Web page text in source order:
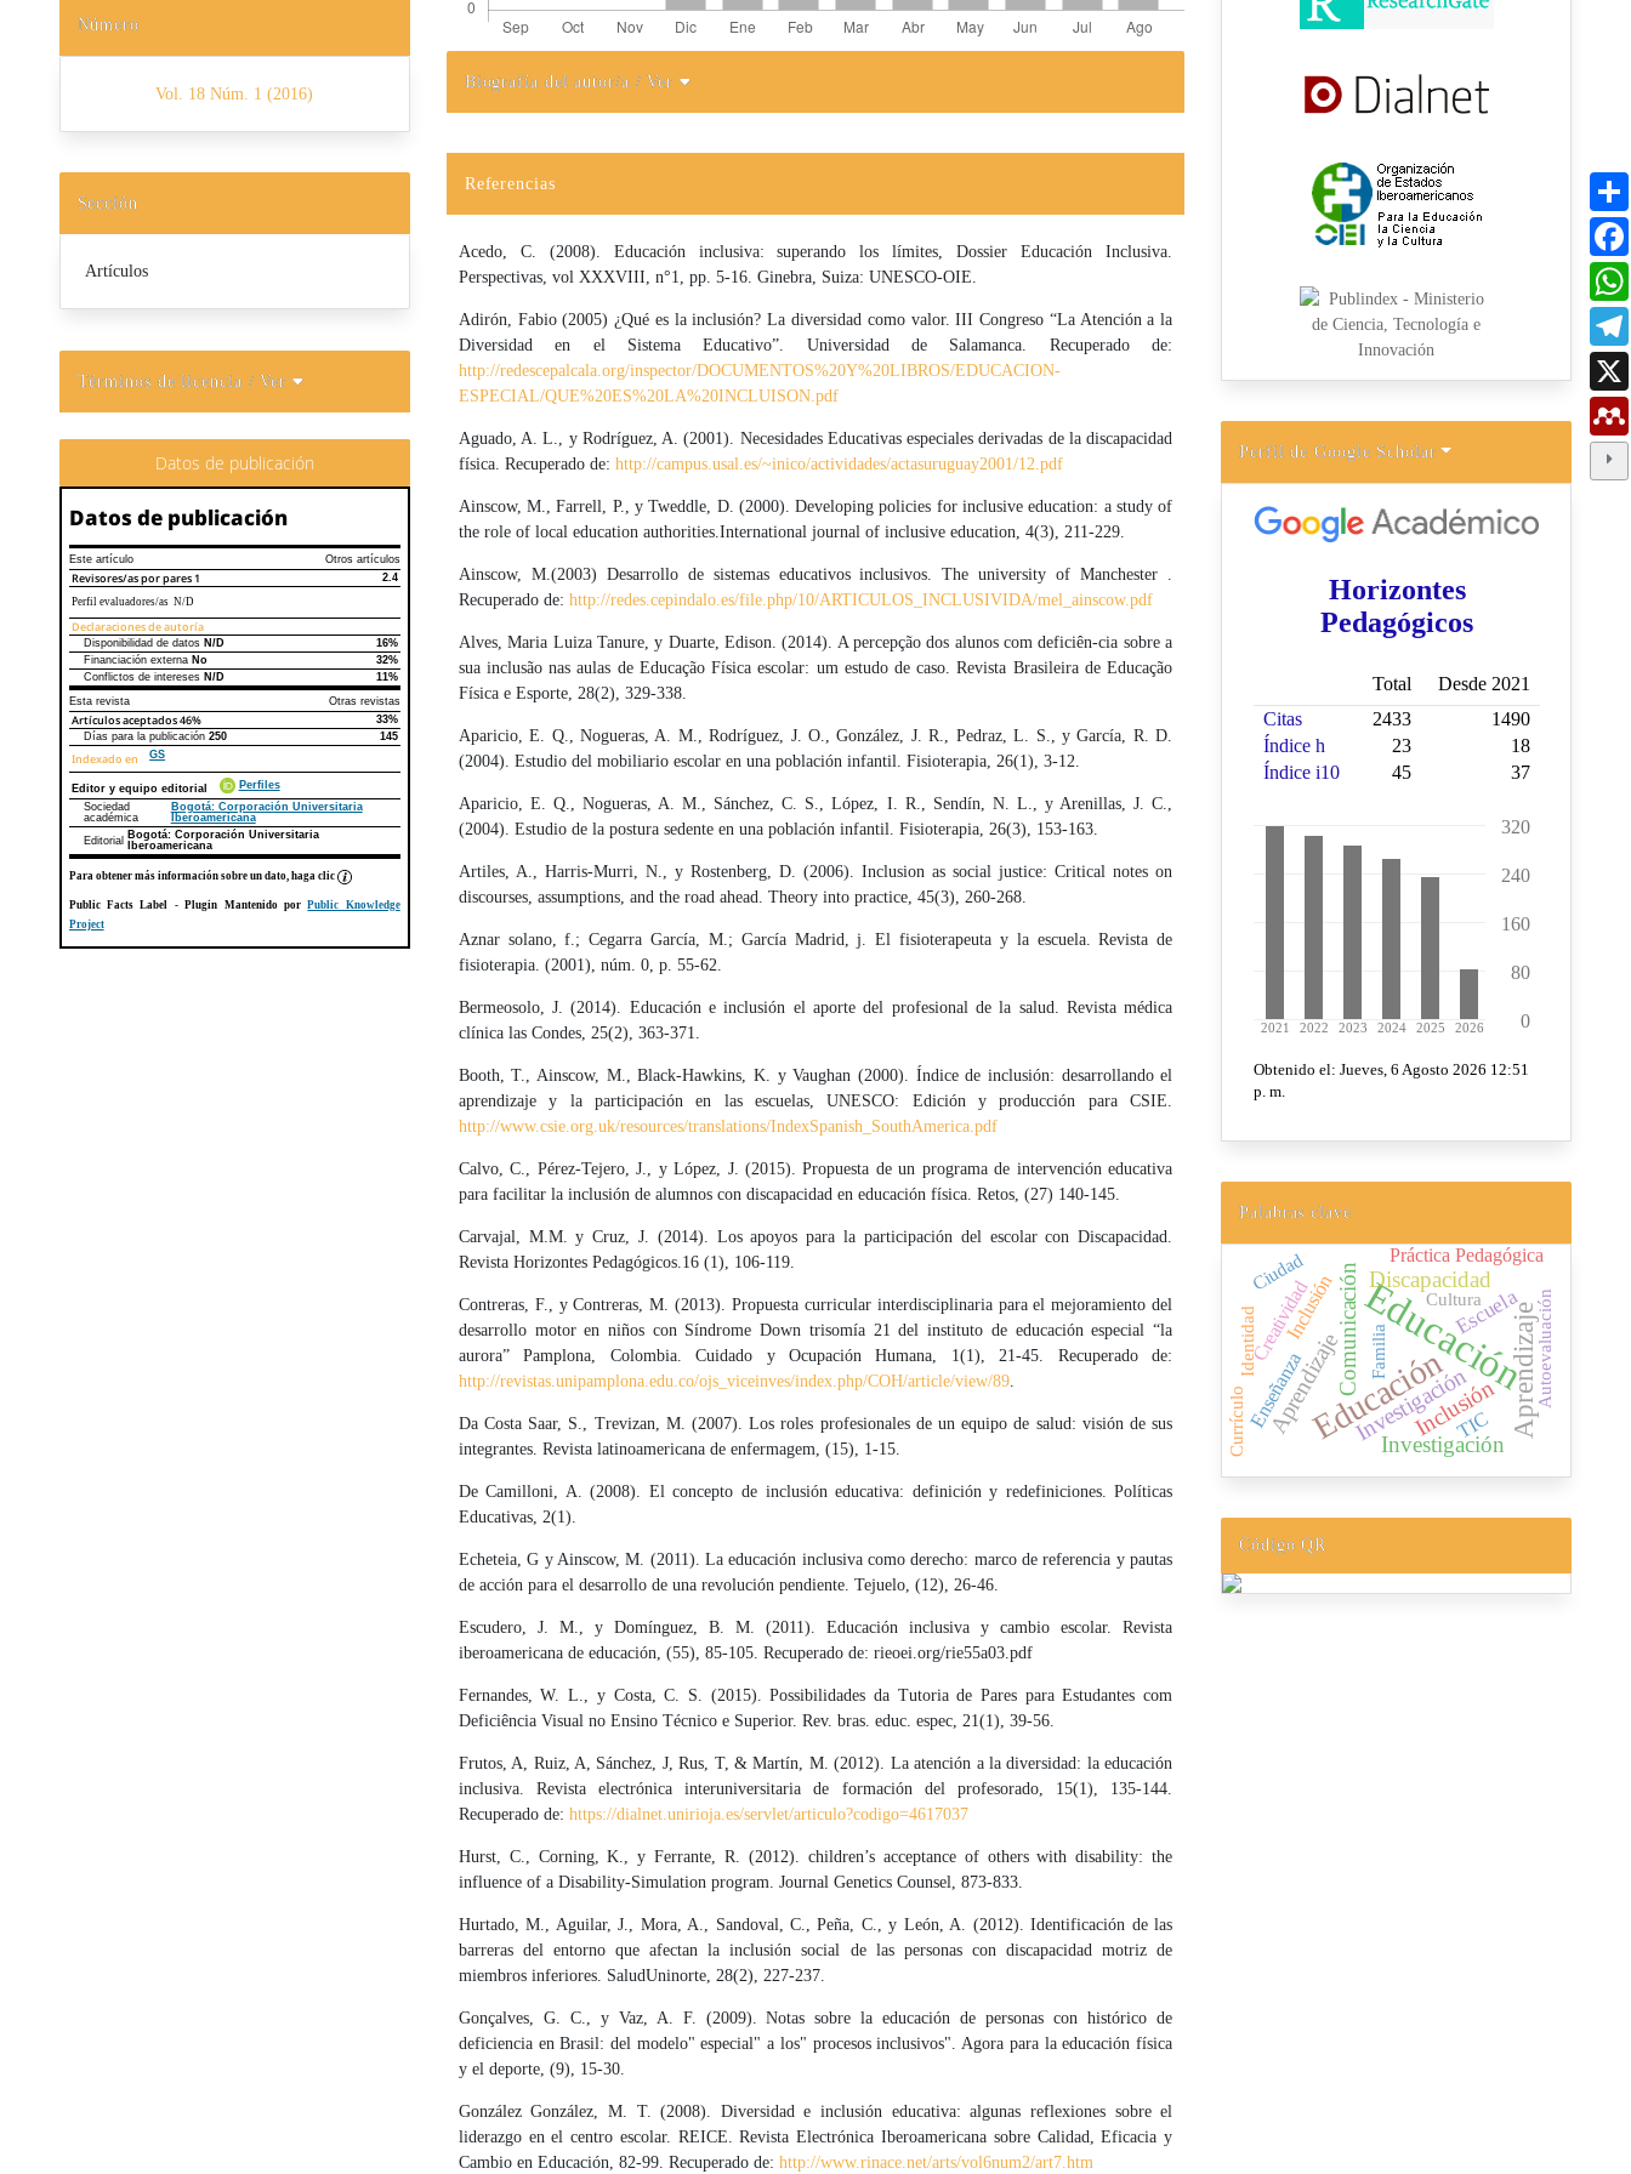
Número
Vol. 18 Núm. 1 (2016)
Sección
Artículos
Términos de licencia / Ver
Datos de publicación
Datos de publicación
Este artículo Otros artículos
Revisores/as por pares 1
2.4
Perfil evaluadores/as N/D
Declaraciones de autoría
Declaraciones de autoríaEste artículo
Disponibilidad de datos N/D
16%
Financiación externa No
32%
Conflictos de intereses N/D
11%
Esta revista
Otras revistas
Artículos aceptados46%
33%
Días para la publicación 250 145
Indexado en GS
Editor y equipo editorial
Perfiles
Sociedad
académica
Bogotá: Corporación Universitaria
Iberoamericana
Editorial
Bogotá: Corporación Universitaria
Iberoamericana
Para obtener más información sobre un dato, haga clic
Public Facts Label - Plugin Mantenido porPublic Knowledge
Project
Biografía del autor/a / Ver
Referencias
Acedo, C. (2008). Educación inclusiva: superando los límites, Dossier Educación Inclusiva.
Perspectivas, vol XXXVIII, n°1, pp. 5-16. Ginebra, Suiza: UNESCO-OIE.
Adirón, Fabio (2005) ¿Qué es la inclusión? La diversidad como valor. III Congreso “La Atención a la
Diversidad en el Sistema Educativo”. Universidad de Salamanca. Recuperado de:
http://redescepalcala.org/inspector/DOCUMENTOS%20Y%20LIBROS/EDUCACION-
ESPECIAL/QUE%20ES%20LA%20INCLUISON.pdf
Aguado, A. L., y Rodríguez, A. (2001). Necesidades Educativas especiales derivadas de la discapacidad
física. Recuperado de: http://campus.usal.es/~inico/actividades/actasuruguay2001/12.pdf
Ainscow, M., Farrell, P., y Tweddle, D. (2000). Developing policies for inclusive education: a study of
the role of local education authorities.International journal of inclusive education, 4(3), 211-229.
Ainscow, M.(2003) Desarrollo de sistemas educativos inclusivos. The university of Manchester .
Recuperado de: http://redes.cepindalo.es/file.php/10/ARTICULOS_INCLUSIVIDA/mel_ainscow.pdf
Alves, Maria Luiza Tanure, y Duarte, Edison. (2014). A percepção dos alunos com deficiên-cia sobre a
sua inclusão nas aulas de Educação Física escolar: um estudo de caso. Revista Brasileira de Educação
Física e Esporte, 28(2), 329-338.
Aparicio, E. Q., Nogueras, A. M., Rodríguez, J. O., González, J. R., Pedraz, L. S., y García, R. D.
(2004). Estudio del mobiliario escolar en una población infantil. Fisioterapia, 26(1), 3-12.
Aparicio, E. Q., Nogueras, A. M., Sánchez, C. S., López, I. R., Sendín, N. L., y Arenillas, J. C.,
(2004). Estudio de la postura sedente en una población infantil. Fisioterapia, 26(3), 153-163.
Artiles, A., Harris-Murri, N., y Rostenberg, D. (2006). Inclusion as social justice: Critical notes on
discourses, assumptions, and the road ahead. Theory into practice, 45(3), 260-268.
Aznar solano, f.; Cegarra García, M.; García Madrid, j. El fisioterapeuta y la escuela. Revista de
fisioterapia. (2001), núm. 0, p. 55-62.
Bermeosolo, J. (2014). Educación e inclusión el aporte del profesional de la salud. Revista médica
clínica las Condes, 25(2), 363-371.
Booth, T., Ainscow, M., Black-Hawkins, K. y Vaughan (2000). Índice de inclusión: desarrollando el
aprendizaje y la participación en las escuelas, UNESCO: Edición y producción para CSIE.
http://www.csie.org.uk/resources/translations/IndexSpanish_SouthAmerica.pdf
Calvo, C., Pérez-Tejero, J., y López, J. (2015). Propuesta de un programa de intervención educativa
para facilitar la inclusión de alumnos con discapacidad en educación física. Retos, (27) 140-145.
Carvajal, M.M. y Cruz, J. (2014). Los apoyos para la participación del escolar con Discapacidad.
Revista Horizontes Pedagógicos.16 (1), 106-119.
Contreras, F., y Contreras, M. (2013). Propuesta curricular interdisciplinaria para el mejoramiento del
desarrollo motor en niños con Síndrome Down trisomía 21 del instituto de educación especial “la
aurora” Pamplona, Colombia. Cuidado y Ocupación Humana, 1(1), 21-45. Recuperado de:
http://revistas.unipamplona.edu.co/ojs_viceinves/index.php/COH/article/view/89.
Da Costa Saar, S., Trevizan, M. (2007). Los roles profesionales de un equipo de salud: visión de sus
integrantes. Revista latinoamericana de enfermagem, (15), 1-15.
De Camilloni, A. (2008). El concepto de inclusión educativa: definición y redefiniciones. Políticas
Educativas, 2(1).
Echeteia, G y Ainscow, M. (2011). La educación inclusiva como derecho: marco de referencia y pautas
de acción para el desarrollo de una revolución pendiente. Tejuelo, (12), 26-46.
Escudero, J. M., y Domínguez, B. M. (2011). Educación inclusiva y cambio escolar. Revista
iberoamericana de educación, (55), 85-105. Recuperado de: rieoei.org/rie55a03.pdf
Fernandes, W. L., y Costa, C. S. (2015). Possibilidades da Tutoria de Pares para Estudantes com
Deficiência Visual no Ensino Técnico e Superior. Rev. bras. educ. espec, 21(1), 39-56.
Frutos, A, Ruiz, A, Sánchez, J, Rus, T, & Martín, M. (2012). La atención a la diversidad: la educación
inclusiva. Revista electrónica interuniversitaria de formación del profesorado, 15(1), 135-144.
Recuperado de: https://dialnet.unirioja.es/servlet/articulo?codigo=4617037
Hurst, C., Corning, K., y Ferrante, R. (2012). children’s acceptance of others with disability: the
influence of a Disability-Simulation program. Journal Genetics Counsel, 873-833.
Hurtado, M., Aguilar, J., Mora, A., Sandoval, C., Peña, C., y León, A. (2012). Identificación de las
barreras del entorno que afectan la inclusión social de las personas con discapacidad motriz de
miembros inferiores. SaludUninorte, 28(2), 227-237.
Gonçalves, G. C., y Vaz, A. F. (2009). Notas sobre la educación de personas con histórico de
deficiencia en Brasil: del modelo" especial" a los" procesos inclusivos". Agora para la educación física
y el deporte, (9), 15-30.
González González, M. T. (2008). Diversidad e inclusión educativa: algunas reflexiones sobre el
liderazgo en el centro escolar. REICE. Revista Electrónica Iberoamericana sobre Calidad, Eficacia y
Cambio en Educación, 82-99. Recuperado de: http://www.rinace.net/arts/vol6num2/art7.htm
Perfil de Google Scholar
Palabras clave
Educación
Educación Aprendizaje
Comunicación Discapacidad
Investigación
Investigación
Inclusión
Aprendizaje
Escuela
Inclusión
Enseñanza
Práctica Pedagógica
Creatividad
TIC
Familia
Cultura
Ciudad
Identidad Autoevaluación
Currículo
Código QR